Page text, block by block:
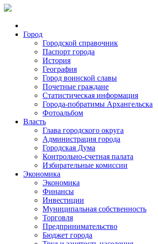
Город
Городской справочник
Паспорт города
История
География
Город воинской славы
Почетные граждане
Статистическая информация
Города-побратимы Архангельска
Фотоальбом
Власть
Глава городского округа
Администрация города
Городская Дума
Контрольно-счетная палата
Избирательные комиссии
Экономика
Экономика
Финансы
Инвестиции
Муниципальная собственность
Торговля
Предпринимательство
Бюджет города